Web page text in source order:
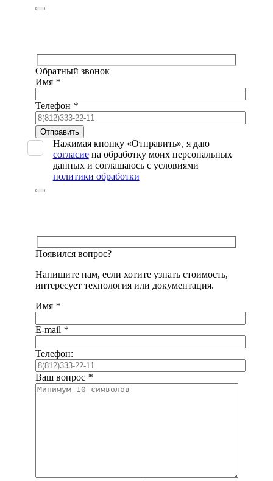
Обратный звонок
Имя *
Телефон *
Оставьте
это
поле
пустым.
Нажимая кнопку «Отправить», я даю
согласиена обработку моих персональных
данных и соглашаюсь с условиями
политики обработки
Появился вопрос?
Напишите нам, если хотите узнать стоимость,
интересует технология или документация.
Имя *
E-mail *
Телефон:
Ваш вопрос *